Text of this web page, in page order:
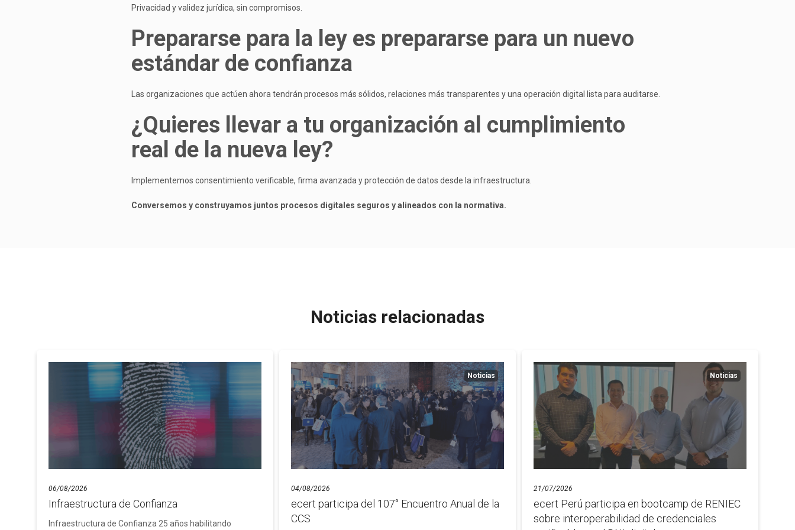
Privacidad y validez jurídica, sin compromisos.
Prepararse para la ley es prepararse para un nuevo
estándar de confianza
Las organizaciones que actúen ahora tendrán procesos más sólidos, relaciones más transparentes y una operación digital lista para auditarse.
¿Quieres llevar a tu organización al cumplimiento
real de la nueva ley?
Implementemos consentimiento verificable, firma avanzada y protección de datos desde la infraestructura.
Conversemos y construyamos juntos procesos digitales seguros y alineados con la normativa.
Noticias relacionadas
06/08/2026
Infraestructura de Confianza
Infraestructura de Confianza 25 años habilitando
Noticias
04/08/2026
ecert participa del 107° Encuentro Anual de la
CCS
Noticias
21/07/2026
ecert Perú participa en bootcamp de RENIEC
sobre interoperabilidad de credenciales